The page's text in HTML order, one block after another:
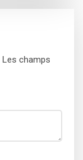
Les champs